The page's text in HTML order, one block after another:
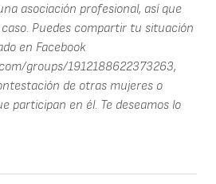
asociación profesional, así que
Puedes compartir tu situación
en Facebook
groups/1912188622373263,
de otras mujeres o
participan en él. Te deseamos lo